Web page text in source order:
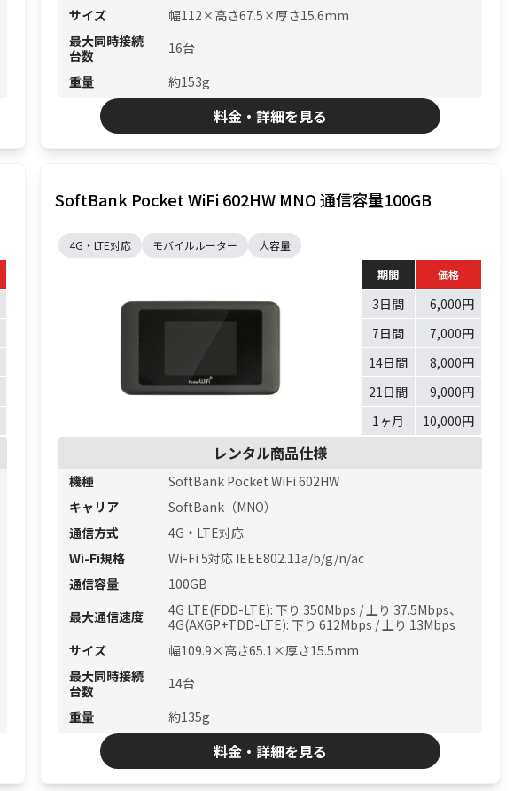
サイズ
幅112×高さ67.5×厚さ15.6mm
最大同時接続
台数
16台
重量
約153g
料金・詳細を見る
SoftBank Pocket WiFi 602HW MNO 通信容量100GB
4G・LTE対応 モバイルルーター
大容量
期間
価格
3日間
6,000円
7日間
7,000円
14日間
8,000円
21日間
9,000円
1ヶ月
10,000円
レンタル商品仕様
機種
SoftBank Pocket WiFi 602HW
キャリア
SoftBank（MNO）
通信方式
4G・LTE対応
Wi-Fi規格
Wi-Fi 5対応 IEEE802.11a/b/g/n/ac
通信容量
100GB
最大通信速度
4G LTE(FDD-LTE): 下り 350Mbps / 上り 37.5Mbps、
4G(AXGP+TDD-LTE): 下り 612Mbps / 上り 13Mbps
サイズ
幅109.9×高さ65.1×厚さ15.5mm
最大同時接続
台数
14台
重量
約135g
料金・詳細を見る